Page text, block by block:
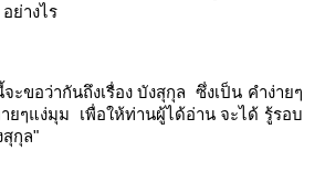
ย่างไร
ขอว่ากันถึงเรื่อง บังสุกุล
ซึ่งเป็น คำง่ายๆ
ยๆแง่มุม
เพื่อให้ท่านผู้ได้อ่าน จะได้ รู้รอบ
สุกุล"